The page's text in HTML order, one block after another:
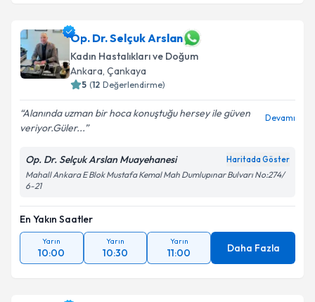
Op. Dr. Selçuk Arslan
Kadın Hastalıkları ve Doğum
Ankara, Çankaya
5 (12 Değerlendirme)
Alanında uzman bir hoca konuştuğu hersey ile güven
veriyor.Güler...
Devamı
Op. Dr. Selçuk Arslan Muayehanesi Haritada Göster
Mahall Ankara E Blok Mustafa Kemal Mah Dumlupınar Bulvarı No:274/
6-21
En Yakın Saatler
Yarın
10:00
Yarın
10:30
Yarın
11:00 Daha Fazla